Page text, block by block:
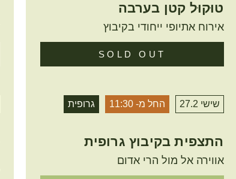
טוּקוּל קטן בערבה
אירוח אתיופי ייחודי בקיבוץ
SOLD OUT
שישי 27.2 החל מ- 11:30 גרופית
התצפית בקיבוץ גרופית
אווירה אל מול הרי אדום